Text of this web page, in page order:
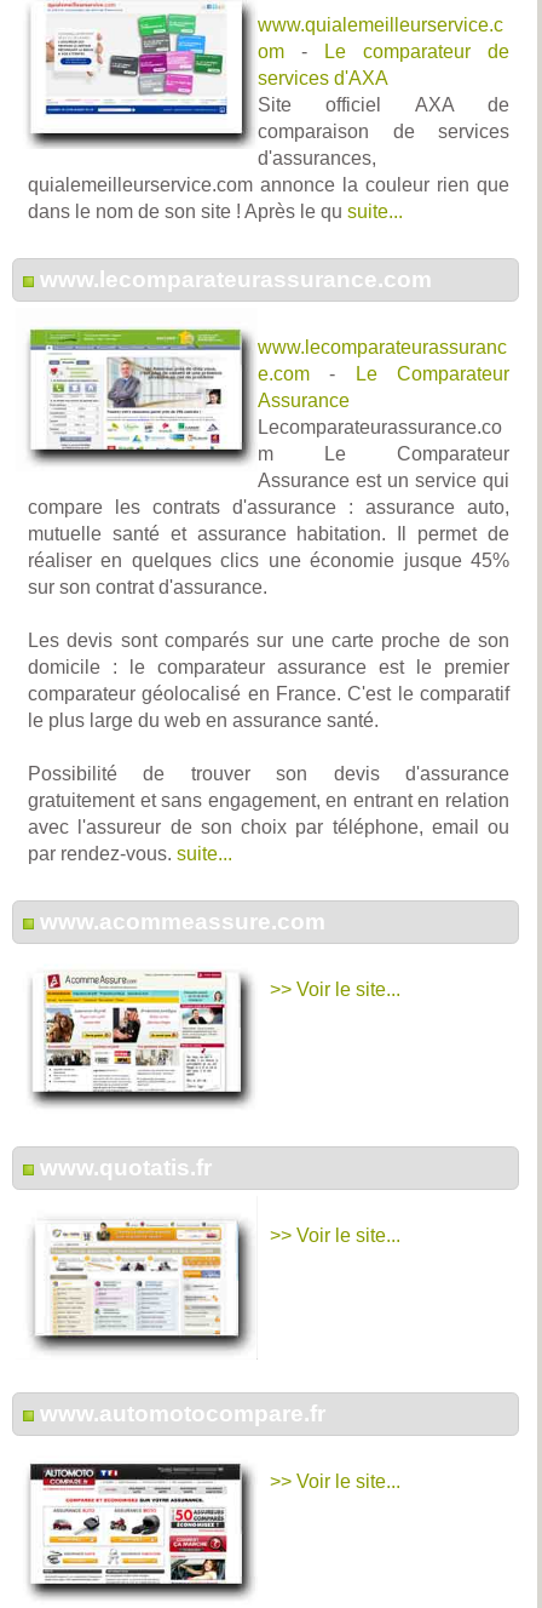
www.quialemeilleurservice.c
om -
Le comparateur de
services d'AXA
Site officiel AXA de
comparaison de services
d'assurances,
quialemeilleurservice.com annonce la couleur rien que
dans le nom de son site ! Après le qu suite...
www.lecomparateurassurance.com
www.lecomparateurassuranc
e.com -
Le Comparateur
Assurance
Lecomparateurassurance.co
m Le Comparateur
Assurance est un service qui
compare les contrats d'assurance : assurance auto,
mutuelle santé et assurance habitation. Il permet de
réaliser en quelques clics une économie jusque 45%
sur son contrat d'assurance.
Les devis sont comparés sur une carte proche de son
domicile : le comparateur assurance est le premier
comparateur géolocalisé en France. C'est le comparatif
le plus large du web en assurance santé.
Possibilité de trouver son devis d'assurance
gratuitement et sans engagement, en entrant en relation
avec l'assureur de son choix par téléphone, email ou
par rendez-vous. suite...
www.acommeassure.com
>> Voir le site...
www.quotatis.fr
>> Voir le site...
www.automotocompare.fr
>> Voir le site...